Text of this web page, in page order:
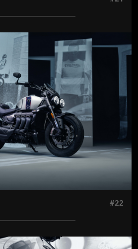
Jön még kép!
#22